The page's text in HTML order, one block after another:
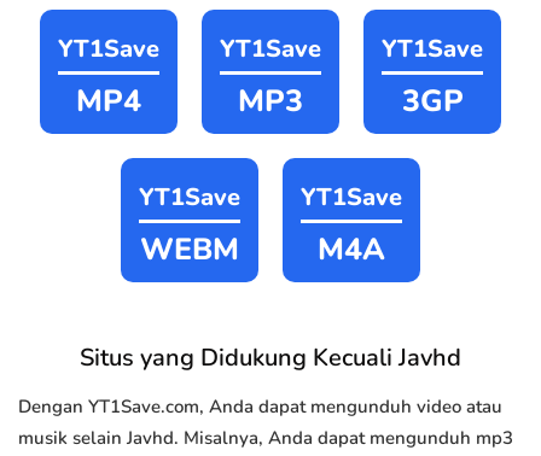
YT1Save
MP4
YT1Save
MP3
YT1Save
3GP
YT1Save
WEBM
YT1Save
M4A
Situs yang Didukung Kecuali Javhd
Dengan YT1Save.com, Anda dapat mengunduh video atau
musik selain Javhd. Misalnya, Anda dapat mengunduh mp3